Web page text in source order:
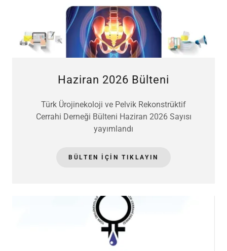
Haziran 2026 Bülteni
Türk Ürojinekoloji ve Pelvik Rekonstrüktif
Cerrahi Derneği Bülteni Haziran 2026 Sayısı
yayımlandı
BÜLTEN IÇIN TIKLAYIN